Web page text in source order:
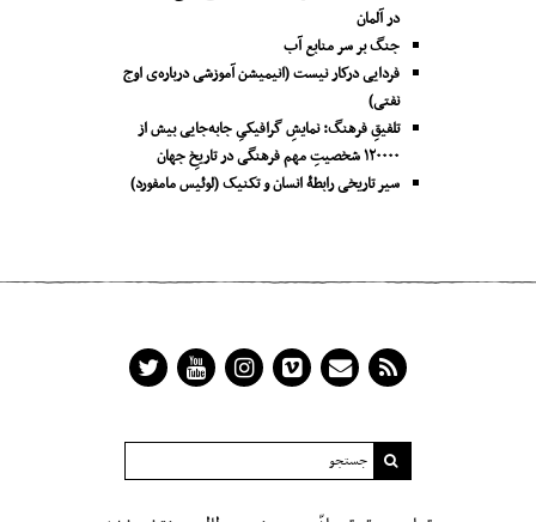
در آلمان
جنگ بر سر منابع آب
فردایی درکار نیست (انیمیشن آموزشی درباره‌ی اوج
نفتی)
تلفیقِ فرهنگ: نمایشِ گرافیکیِ جا‌به‌جایی بیش از
۱۲۰۰۰۰ شخصیتِ مهم فرهنگی در تاریخِ جهان
سیر تاریخی رابطۀ انسان و تکنیک (لوئیس مامفورد)